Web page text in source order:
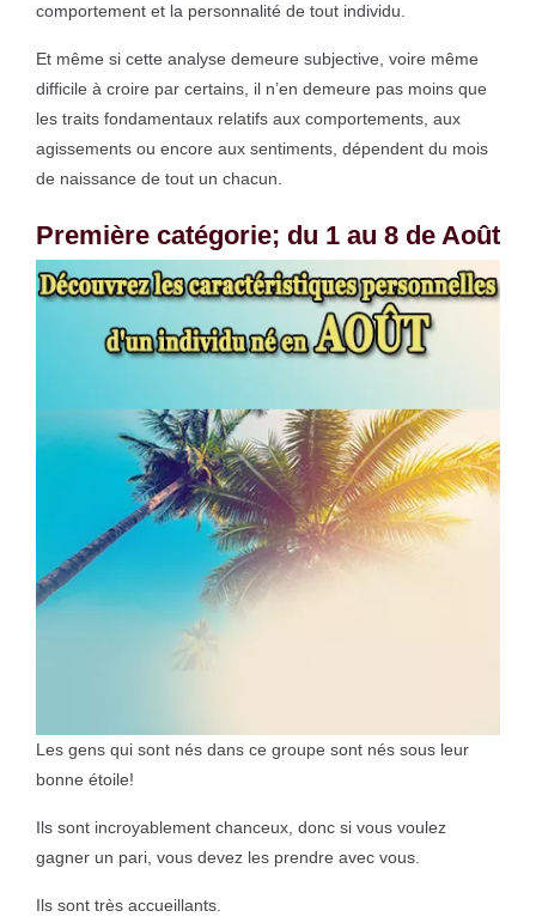
comportement et la personnalité de tout individu.
Et même si cette analyse demeure subjective, voire même
difficile à croire par certains, il n’en demeure pas moins que
les traits fondamentaux relatifs aux comportements, aux
agissements ou encore aux sentiments, dépendent du mois
de naissance de tout un chacun.
Première catégorie; du 1 au 8 de Août
Les gens qui sont nés dans ce groupe sont nés sous leur
bonne étoile!
Ils sont incroyablement chanceux, donc si vous voulez
gagner un pari, vous devez les prendre avec vous.
Ils sont très accueillants.